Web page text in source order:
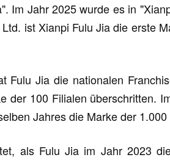
Im Jahr 2025 wurde es in
ist Xianpi Fulu Jia die erste
Fulu Jia die nationalen
der 100 Filialen überschritten.
Jahres die Marke der
als Fulu Jia im Jahr 2023